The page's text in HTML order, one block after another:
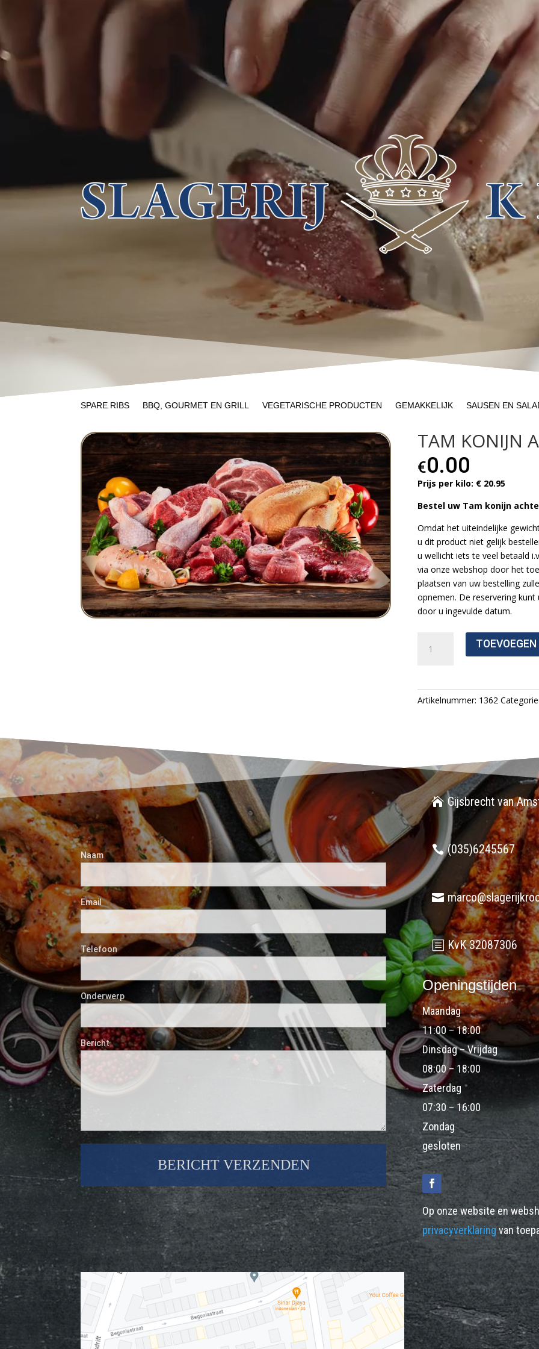
SPARE RIBS BBQ, GOURMET EN GRILL VEGETARISCHE PRODUCTEN GEMAKKELIJK SAUSEN EN
TAM KONIJN
€0.00
Prijs per kilo: € 20.95
Bestel uw Tam konijn
Omdat het uiteindelijke
u dit product niet gelijk
u wellicht iets te veel betaald
via onze webshop door het
plaatsen van uw bestelling
opnemen. De reservering
door u ingevulde datum.
Konijn
Artikelnummer: 1362
Naam
Email
Telefoon
Onderwerp
Bericht
Gijsbrecht van
(035)6245567
KvK 32087306
Openingstijden
Maandag
11:00 – 18:00
Dinsdag – Vrijdag
08:00 – 18:00
Zaterdag
07:30 – 16:00
Zondag
gesloten
Op onze website en
privacyverklaring van